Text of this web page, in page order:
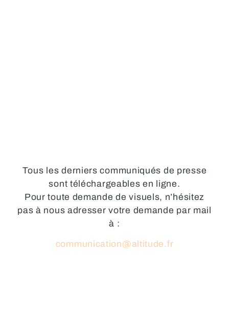
Tous les derniers communiqués de presse
sont téléchargeables en ligne.
Pour toute demande de visuels, n’hésitez
pas à nous adresser votre demande par mail
à :
communication@altitude.fr